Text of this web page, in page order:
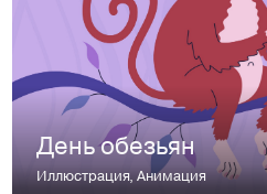
День обезьян
Иллюстрация,Анимация